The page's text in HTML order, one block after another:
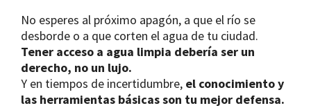
No esperes al próximo apagón, a que el río se
desborde o a que corten el agua de tu ciudad.
Tener acceso a agua limpia debería ser un
derecho, no un lujo.
Y en tiempos de incertidumbre, el conocimiento y
las herramientas básicas son tu mejor defensa.